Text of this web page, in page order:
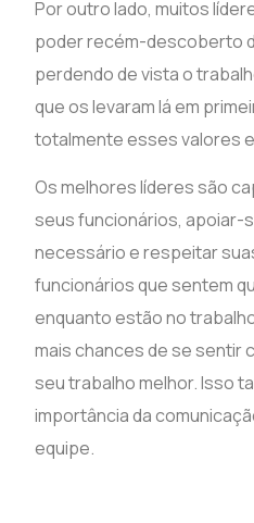
Por outro lado, muitos
poder recém-descoberto
perdendo de vista o
que os levaram lá em
totalmente esses valores
Os melhores líderes são
seus funcionários, apoiar-
necessário e respeitar
funcionários que sentem
enquanto estão no
mais chances de se sentir
seu trabalho melhor. Isso
importância da
equipe.